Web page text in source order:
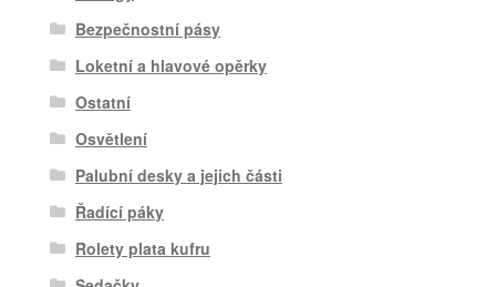
Bezpečnostní pásy
Loketní a hlavové opěrky
Ostatní
Osvětlení
Palubní desky a jejich části
Řadící páky
Rolety plata kufru